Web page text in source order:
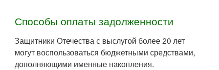
Способы оплаты задолженности
Защитники Отечества с выслугой более 20 лет
могут воспользоваться бюджетными средствами,
дополняющими именные накопления.